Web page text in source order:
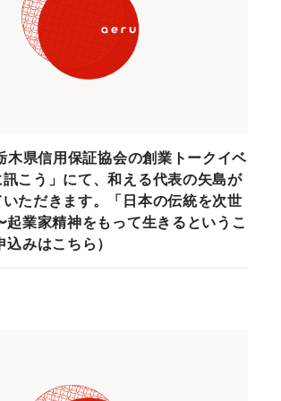
県信用保証協会の創業トークイベ
こう」にて、和える代表の矢島が
ただきます。「日本の伝統を次世
起業家精神をもって生きるというこ
みはこちら）